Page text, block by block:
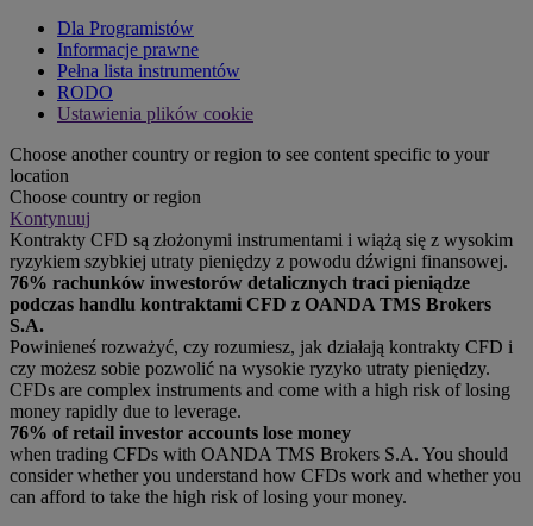
Dla Programistów
Informacje prawne
Pełna lista instrumentów
RODO
Ustawienia plików cookie
Choose another country or region to see content specific to your
location
Choose country or region
Kontynuuj
Kontrakty CFD są złożonymi instrumentami i wiążą się z wysokim
ryzykiem szybkiej utraty pieniędzy z powodu dźwigni finansowej.
76% rachunków inwestorów detalicznych traci pieniądze
podczas handlu kontraktami CFD z OANDA TMS Brokers
S.A.
Powinieneś rozważyć, czy rozumiesz, jak działają kontrakty CFD i
czy możesz sobie pozwolić na wysokie ryzyko utraty pieniędzy.
CFDs are complex instruments and come with a high risk of losing
money rapidly due to leverage.
76% of retail investor accounts lose money
when trading CFDs with OANDA TMS Brokers S.A. You should
consider whether you understand how CFDs work and whether you
can afford to take the high risk of losing your money.